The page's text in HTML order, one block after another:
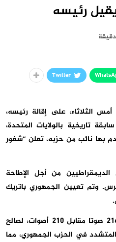
رئيسه
Twitter
الثلاثاء، على إقالة رئيسه،
تاريخية بالولايات المتحدة،
بها نائب من حزبه، تعلن “شغور
من أجل الإطاحة
وتم تعيين الجمهوري باتريك
وصوت مجلس النواب بأغلبية 216 صوتا مقابل 210 أصوات، لصالح
في الحزب الجمهوري، مما